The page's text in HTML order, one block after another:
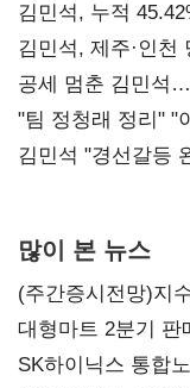
김민석, 누적
0.86%p(2보)
김민석, 제주·인천
공세 멈춘 김민석
"팀 정청래 정리" "
다툼 격화
김민석 "경선갈등
많이 본 뉴스
(주간증시전망)지
대형마트 2분기
SK하이닉스 통합